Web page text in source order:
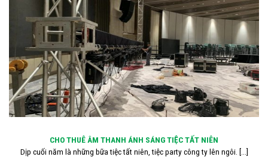
CHO THUÊ ÂM THANH ÁNH SÁNG TIỆC TẤT NIÊN
Dịp cuối năm là những bữa tiệc tất niên, tiệc party công ty lên ngôi. [...]